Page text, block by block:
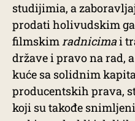
studijimia, a
prodati holivudskim
filmskimradnicimai
države i pravo na rad,
kuće sa solidnim
producentskih prava,
koji su takođe